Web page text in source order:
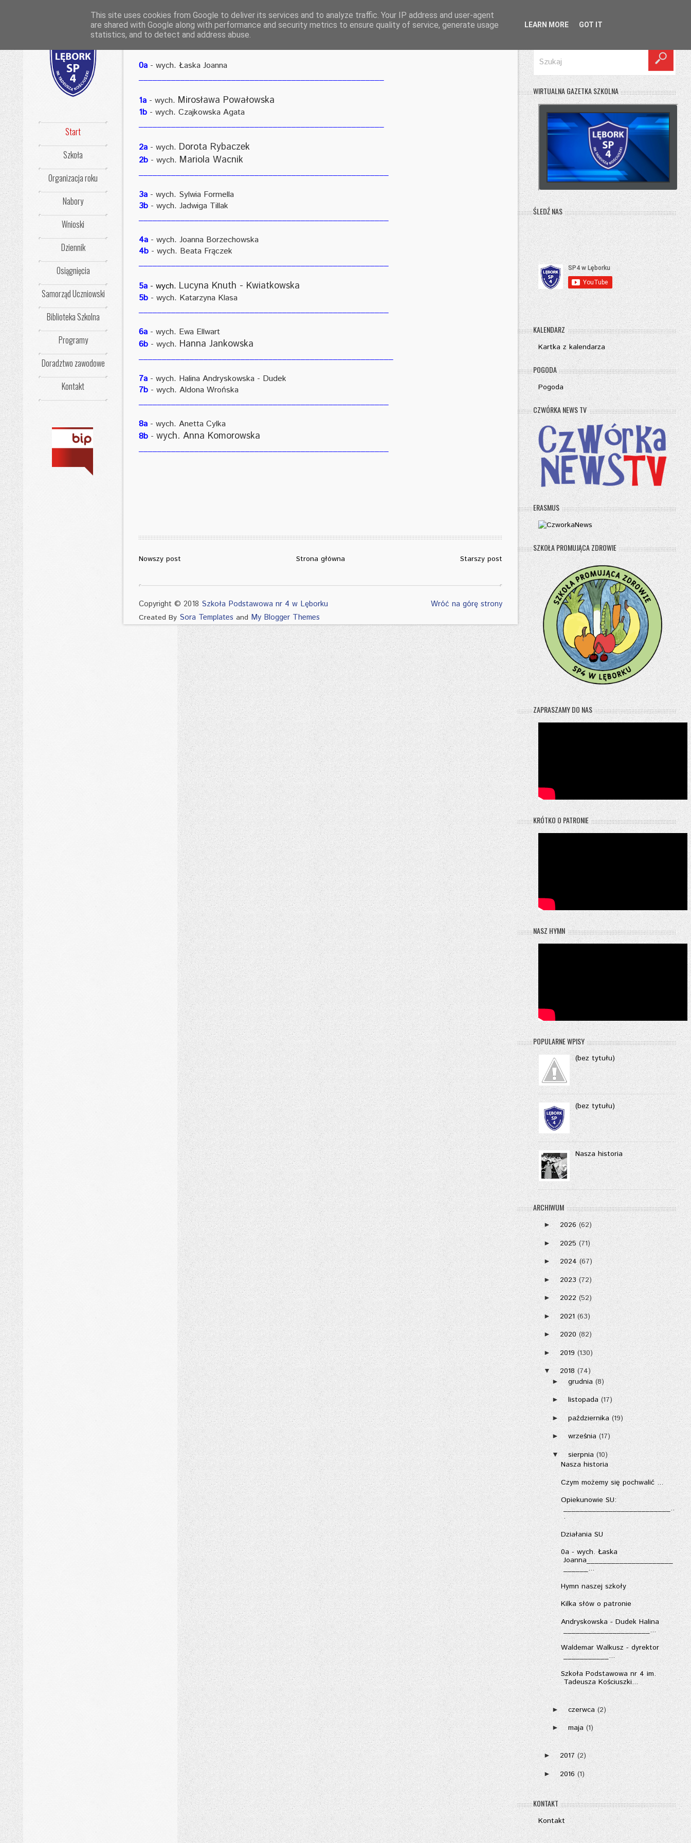
Start
Szkoła
Organizacja roku
Nabory
Wnioski
Dziennik
Osiągnięcia
Samorząd Uczniowski
Biblioteka Szkolna
Programy
Doradztwo zawodowe
Kontakt
- TEMAT:KLASY 2024/2025 -
0a- wych. Łaska Joanna
1a- wych. Mirosława Powałowska
1b- wych. Czajkowska Agata
2a- wych. Dorota Rybaczek
2b- wych. Mariola Wacnik
3a- wych. Sylwia Formella
3b- wych. Jadwiga Tillak
4a- wych. Joanna Borzechowska
4b- wych. Beata Frączek
5a- wych. Lucyna Knuth - Kwiatkowska
5b- wych. Katarzyna Klasa
6a- wych. Ewa Ellwart
6b- wych. Hanna Jankowska
7a- wych. Halina Andryskowska - Dudek
7b- wych. Aldona Wrońska
8a- wych. Anetta Cylka
8b- wych. Anna Komorowska
Nowszy post Strona główna Starszy post
Copyright © 2018 Szkoła Podstawowa nr 4 w Lęborku
Created By Sora Templates and My Blogger Themes
Wróć na górę strony
WIRTUALNA GAZETKA SZKOLNA
ŚLEDŹ NAS
KALENDARZ
Kartka z kalendarza
POGODA
Pogoda
CZWÓRKA NEWS TV
ERASMUS
SZKOŁA PROMUJĄCA ZDROWIE
ZAPRASZAMY DO NAS
KRÓTKO O PATRONIE
NASZ HYMN
POPULARNE WPISY
(bez tytułu)
(bez tytułu)
Nasza historia
ARCHIWUM
► 2026 (62)
► 2025 (71)
► 2024 (67)
► 2023 (72)
► 2022 (52)
► 2021 (63)
► 2020 (82)
► 2019 (130)
▼ 2018 (74)
► grudnia (8)
► listopada (17)
► października (19)
► września (17)
▼ sierpnia (10)
Nasza historia
Czym możemy się pochwalić ...
Opiekunowie SU:
__________________________..
.
Działania SU
0a - wych. Łaska
Joanna_____________________
______...
Hymn naszej szkoły
Kilka słów o patronie
Andryskowska - Dudek Halina
_____________________...
Waldemar Walkusz - dyrektor
___________...
Szkoła Podstawowa nr 4 im.
Tadeusza Kościuszki...
► czerwca (2)
► maja (1)
► 2017 (2)
► 2016 (1)
KONTAKT
Kontakt
This site uses cookies from Google to deliver its services and to analyze traffic. Your IP address and user-agent
are shared with Google along with performance and security metrics to ensure quality of service, generate usage
statistics, and to detect and address abuse.
LEARN MORE GOT IT